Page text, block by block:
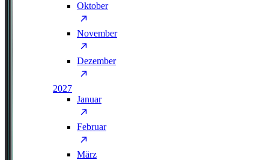
Oktober
November
Dezember
2027
Januar
Februar
März